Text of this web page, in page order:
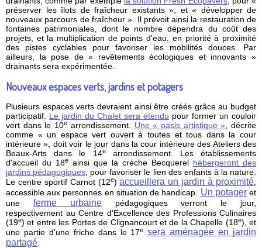
préserver les îlots de fraîcheur existants », et « développer de
nouveaux parcours de fraîcheur ». Il prévoit ainsi la restauration de
fontaines patrimoniales, dont le nombre dépendra du coût des
projets, et la multiplication de points d'eau, en priorité à proximité
des pistes cyclables pour favoriser les mobilités douces. Par
ailleurs, la pose de « revêtements écologiques et innovants »
drainants sera expérimentée.
Nouveaux espaces verts, jardins et potagers
Plusieurs espaces verts devraient ainsi être créés grâce au budget
participatif. Le jardin du Chalet sera étendu pour former un couloir
vert dans le 10e arrondissement. Une « oasis artistique » , décrite
comme « un espace vert ouvert à toutes et tous dans la cour
intérieure », doit voir le jour dans la cour intérieure des Ateliers des
Beaux-Arts dans le 14earrondissement. Les établissements
d'accueil du 18e ainsi que la crèche Becquerel hébergeront des
jardins pédagogiques , pour favoriser le lien des enfants à la nature.
Le centre sportif Carnot (12e)accueillera un jardin à proximité
accessible aux personnes en situation de handicap. Un potageret
une ferme urbainepédagogiques verront le jour,
respectivement au Centre d'Excellence des Professions Culinaires
(19e) et entre les Portes de Clignancourt et de la Chapelle (18e), et
une partie d'une friche dans le 17e
sera aménagée en jardin
partagé